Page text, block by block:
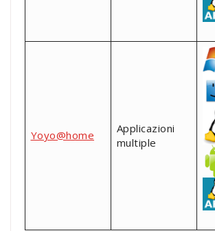
Yoyo@home
Applicazioni
multiple